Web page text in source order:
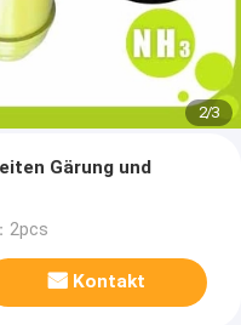
2/3
Gärung und
2pcs
Kontakt